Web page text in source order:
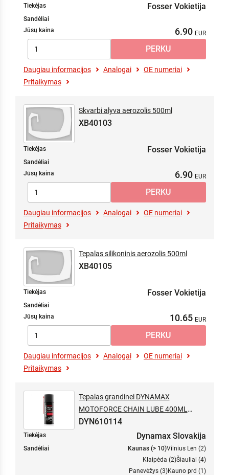
Tiekėjas Fosser Vokietija
Sandėliai
Jūsų kaina
6.90
Daugiau informacijos Analogai
OE numeriai
Pritaikymas
Skvarbi alyva aerozolis 500ml
XB40103
Tiekėjas Fosser Vokietija
Sandėliai
Jūsų kaina
6.90
Daugiau informacijos Analogai
OE numeriai
Pritaikymas
Tepalas silikoninis aerozolis 500ml
XB40105
Tiekėjas Fosser Vokietija
Sandėliai
Jūsų kaina
10.65
Daugiau informacijos Analogai
OE numeriai
Pritaikymas
Tepalas grandinei DYNAMAX
MOTOFORCE CHAIN LUBE 400ML
(purškiamas)
DYN610114
Tiekėjas Dynamax Slovakija
Sandėliai Kaunas (> 10)Vilnius Len (2)
Klaipėda (2)Šiauliai (4)
Panevėžys (3)Kauno prd (1)